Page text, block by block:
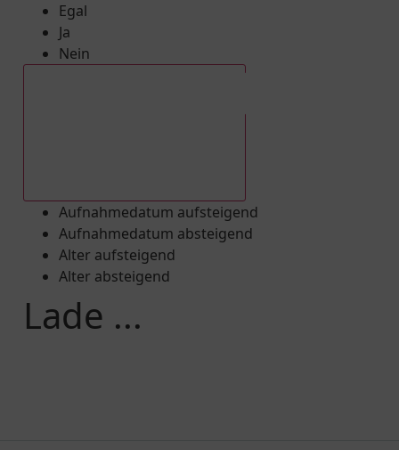
Egal
Ja
Nein
Aufnahmedatum aufsteigend
Aufnahmedatum absteigend
Alter aufsteigend
Alter absteigend
Lade ...